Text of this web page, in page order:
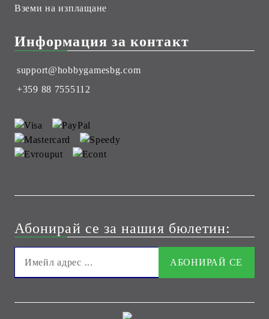
Вземи на изплащане
Информация за контакт
support@hobbygamesbg.com
+359 88 7555112
Абонирай се за нашия бюлетин: